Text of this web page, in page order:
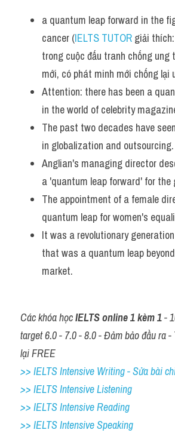
a quantum leap forward in the
cancer (IELTS TUTOR giải
trong cuộc đấu tranh chống
mới, có phát minh mới chống lại
Attention: there has been a
in the world of celebrity
The past two decades have
in globalization and outsourcing.
Anglian's managing director
a 'quantum leap forward' for the
The appointment of a female
quantum leap for women's
It was a revolutionary
that was a quantum leap
market.
Các khóa học IELTS online 1 kèm 1 -
target 6.0 - 7.0 - 8.0 - Đảm bảo đầu ra
lại FREE
>> IELTS Intensive Writing - Sửa bài
>> IELTS Intensive Listening
>> IELTS Intensive Reading
>> IELTS Intensive Speaking